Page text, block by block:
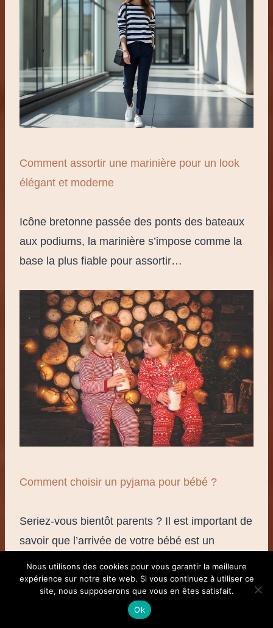
Comment assortir une marinière pour un look
élégant et moderne
Icône bretonne passée des ponts des bateaux
aux podiums, la marinière s’impose comme la
base la plus fiable pour assortir…
Comment choisir un pyjama pour bébé ?
Seriez-vous bientôt parents ? Il est important de
savoir que l’arrivée de votre bébé est un
Nous utilisons des cookies pour vous garantir la meilleure
expérience sur notre site web. Si vous continuez à utiliser ce
site, nous supposerons que vous en êtes satisfait.
Ok